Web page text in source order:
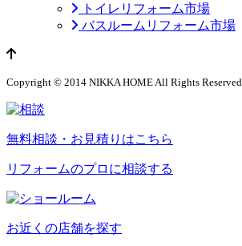
トイレリフォーム市場
バスルームリフォーム市場
ページのトップへ
Copyright © 2014 NIKKA HOME All Rights Reserved.
無料相談・お見積りはこちら
リフォームのプロに相談する
お近くの店舗を探す